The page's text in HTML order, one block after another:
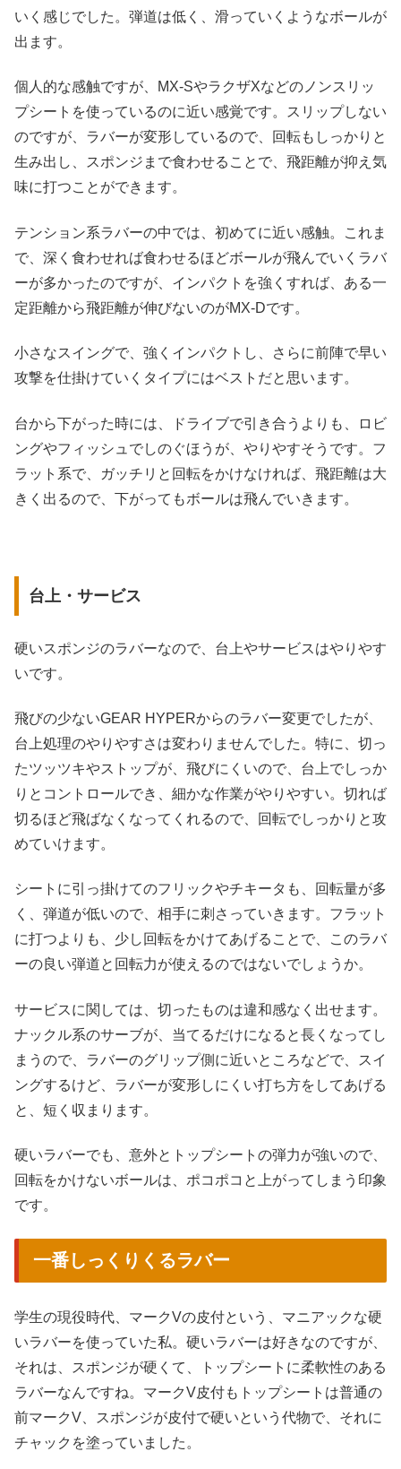
いく感じでした。弾道は低く、滑っていくようなボールが
出ます。
個人的な感触ですが、MX-SやラクザXなどのノンスリッ
プシートを使っているのに近い感覚です。スリップしない
のですが、ラバーが変形しているので、回転もしっかりと
生み出し、スポンジまで食わせることで、飛距離が抑え気
味に打つことができます。
テンション系ラバーの中では、初めてに近い感触。これま
で、深く食わせれば食わせるほどボールが飛んでいくラバ
ーが多かったのですが、インパクトを強くすれば、ある一
定距離から飛距離が伸びないのがMX-Dです。
小さなスイングで、強くインパクトし、さらに前陣で早い
攻撃を仕掛けていくタイプにはベストだと思います。
台から下がった時には、ドライブで引き合うよりも、ロビ
ングやフィッシュでしのぐほうが、やりやすそうです。フ
ラット系で、ガッチリと回転をかけなければ、飛距離は大
きく出るので、下がってもボールは飛んでいきます。
台上・サービス
硬いスポンジのラバーなので、台上やサービスはやりやす
いです。
飛びの少ないGEAR HYPERからのラバー変更でしたが、
台上処理のやりやすさは変わりませんでした。特に、切っ
たツッツキやストップが、飛びにくいので、台上でしっか
りとコントロールでき、細かな作業がやりやすい。切れば
切るほど飛ばなくなってくれるので、回転でしっかりと攻
めていけます。
シートに引っ掛けてのフリックやチキータも、回転量が多
く、弾道が低いので、相手に刺さっていきます。フラット
に打つよりも、少し回転をかけてあげることで、このラバ
ーの良い弾道と回転力が使えるのではないでしょうか。
サービスに関しては、切ったものは違和感なく出せます。
ナックル系のサーブが、当てるだけになると長くなってし
まうので、ラバーのグリップ側に近いところなどで、スイ
ングするけど、ラバーが変形しにくい打ち方をしてあげる
と、短く収まります。
硬いラバーでも、意外とトップシートの弾力が強いので、
回転をかけないボールは、ポコポコと上がってしまう印象
です。
一番しっくりくるラバー
学生の現役時代、マークVの皮付という、マニアックな硬
いラバーを使っていた私。硬いラバーは好きなのですが、
それは、スポンジが硬くて、トップシートに柔軟性のある
ラバーなんですね。マークV皮付もトップシートは普通の
前マークV、スポンジが皮付で硬いという代物で、それに
チャックを塗っていました。